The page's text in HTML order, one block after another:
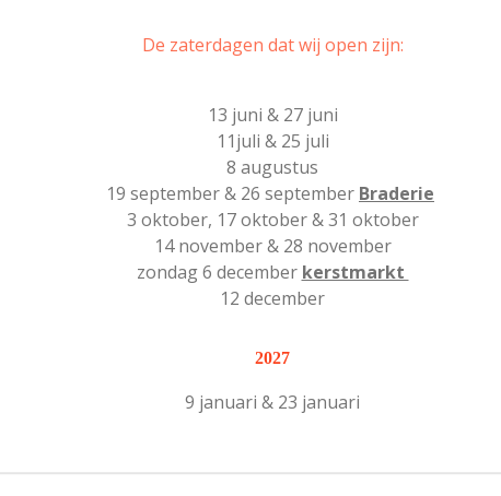
De zaterdagen dat wij open zijn:
13 juni & 27 juni
11juli & 25 juli
8 augustus
19 september & 26 september Braderie
3 oktober, 17 oktober & 31 oktober
14 november & 28 november
zondag 6 december kerstmarkt
12 december
2027
9 januari & 23 januari